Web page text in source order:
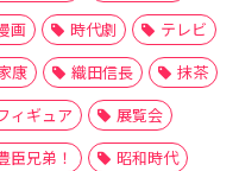
画 時代劇
テレビ
康 織田信長
抹茶
ィギュア
展覧会
臣兄弟！
昭和時代